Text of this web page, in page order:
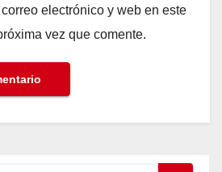
electrónico y web en este
vez que comente.